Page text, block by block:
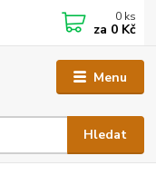
Menu
Hledat
0 ks
za 0 Kč